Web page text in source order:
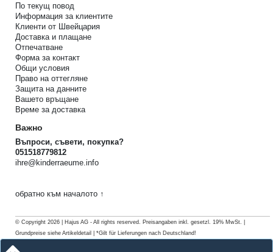
По текущ повод
Информация за клиентите
Клиенти от Швейцария
Доставка и плащане
Отпечатване
Форма за контакт
Общи условия
Право на оттегляне
Защита на данните
Вашето връщане
Време за доставка
Важно
Въпроси, съвети, покупка?
051518779812
ihre@kinderraeume.info
обратно към началото ↑
© Copyright 2026 | Hajus AG - All rights reserved. Preisangaben inkl. gesetzl. 19% MwSt. |
Grundpreise siehe Artikeldetail | *Gilt für Lieferungen nach Deutschland!